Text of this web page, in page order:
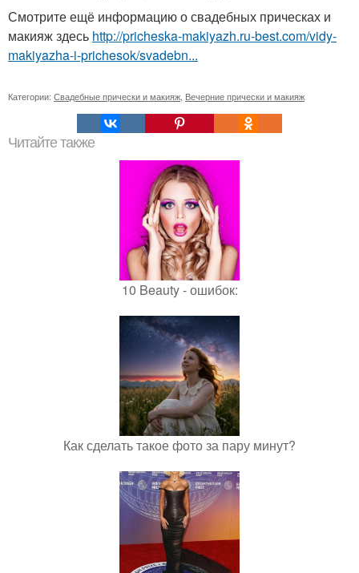
Смотрите ещё информацию о свадебных прическах и
макияж здесь http://pricheska-makiyazh.ru-best.com/vidy-
makiyazha-i-prichesok/svadebn...
Категории: Свадебные прически и макияж, Вечерние прически и макияж
Читайте также
10 Beauty - ошибок:
Как сделать такое фото за пару минут?